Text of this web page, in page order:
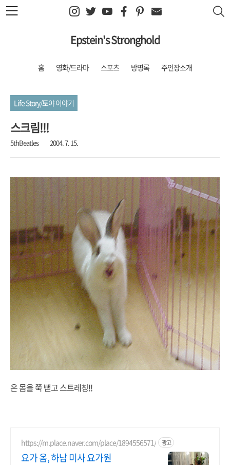
본문 바로가기
Epstein's Stronghold
홈 영화/드라마 스포츠 방명록 주인장소개
Life Story/토야 이야기
스크림!!!
5thBeatles 2004. 7. 15.
온 몸을 쭉 뻗고 스트레칭!!
https://m.place.naver.com/place/1894556571/ 광고
요가 옴, 하남 미사 요가원